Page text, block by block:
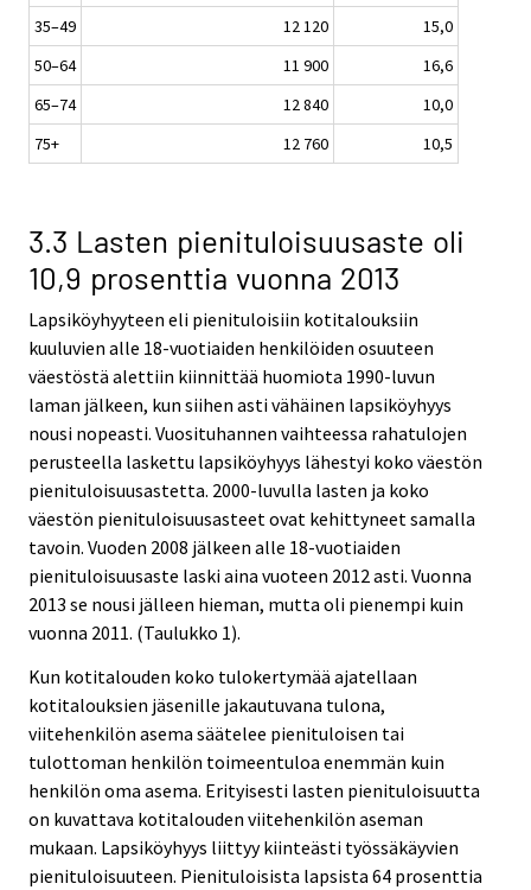
35–49
12 120
15,0
50–64
11 900
16,6
65–74
12 840
10,0
75+
12 760 10,5
3.3 Lasten pienituloisuusaste oli
10,9 prosenttia vuonna 2013
Lapsiköyhyyteen eli pienituloisiin kotitalouksiin
kuuluvien alle 18-vuotiaiden henkilöiden osuuteen
väestöstä alettiin kiinnittää huomiota 1990-luvun
laman jälkeen, kun siihen asti vähäinen lapsiköyhyys
nousi nopeasti. Vuosituhannen vaihteessa rahatulojen
perusteella laskettu lapsiköyhyys lähestyi koko väestön
pienituloisuusastetta. 2000-luvulla lasten ja koko
väestön pienituloisuusasteet ovat kehittyneet samalla
tavoin. Vuoden 2008 jälkeen alle 18-vuotiaiden
pienituloisuusaste laski aina vuoteen 2012 asti. Vuonna
2013 se nousi jälleen hieman, mutta oli pienempi kuin
vuonna 2011. (Taulukko 1).
Kun kotitalouden koko tulokertymää ajatellaan
kotitalouksien jäsenille jakautuvana tulona,
viitehenkilön asema säätelee pienituloisen tai
tulottoman henkilön toimeentuloa enemmän kuin
henkilön oma asema. Erityisesti lasten pienituloisuutta
on kuvattava kotitalouden viitehenkilön aseman
mukaan. Lapsiköyhyys liittyy kiinteästi työssäkäyvien
pienituloisuuteen. Pienituloisista lapsista 64 prosenttia